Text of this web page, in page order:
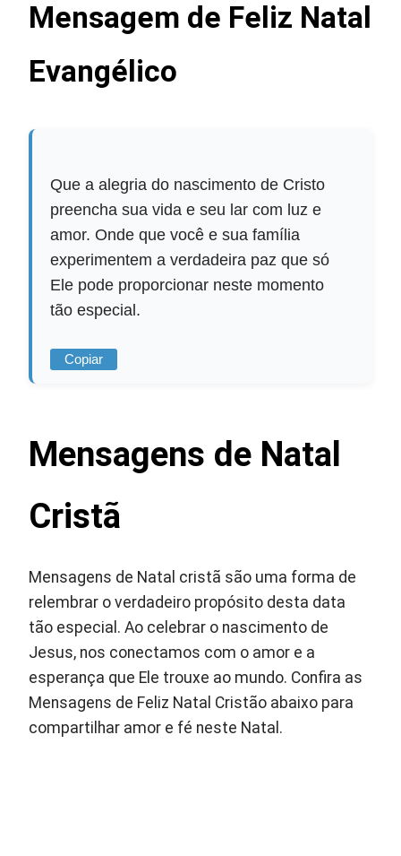
Mensagem de Feliz Natal
Evangélico
Que a alegria do nascimento de Cristo
preencha sua vida e seu lar com luz e
amor. Onde que você e sua família
experimentem a verdadeira paz que só
Ele pode proporcionar neste momento
tão especial.
Copiar
Mensagens de Natal
Cristã
Mensagens de Natal cristã são uma forma de
relembrar o verdadeiro propósito desta data
tão especial. Ao celebrar o nascimento de
Jesus, nos conectamos com o amor e a
esperança que Ele trouxe ao mundo. Confira as
Mensagens de Feliz Natal Cristão abaixo para
compartilhar amor e fé neste Natal.